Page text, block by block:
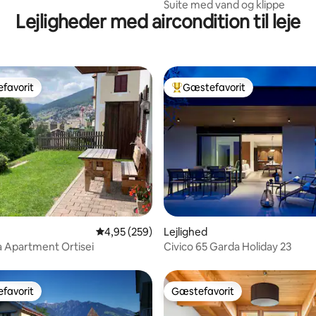
Suite med vand og klippe
Lejligheder med aircondition til leje
bedømmelse, 73 omtaler
4,95 ud af 5 i gennemsnitlig bedømmelse,
4,95 (259)
Apartment Ortisei
Bedste gæstefavorit
Gæstefavorit
Lejlighed
Civico 65 Garda Holiday 23
Gæstefavorit
Gæstefavorit